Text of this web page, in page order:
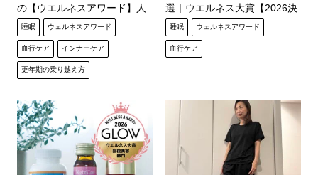
の【ウエルネスアワード】人
気記事ベスト10
睡眠 ウェルネスアワード
血行ケア インナーケア
更年期の乗り越え方
選｜ウエルネス大賞【2026決
定版】
睡眠 ウェルネスアワード
血行ケア